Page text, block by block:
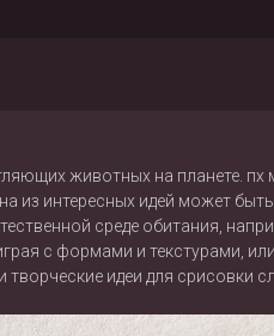
животных на планете.
из интересных идей может
среде обитания,
с формами и текстурами,
идеи для срисовки